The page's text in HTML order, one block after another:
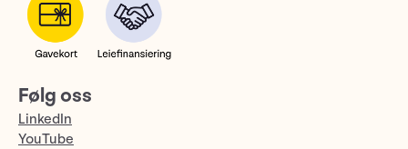
Følg oss
LinkedIn
YouTube